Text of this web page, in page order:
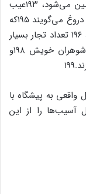
درآمدها و نیازهای فروشندگان با کم‌فروشی تامین می‌شود، ۱۹۳عیب
اجناس را پنهان می‌کنند۱۹۴ و در تجارت به وفور دروغ می‌گویند ۱۹۵که
البته در نتیجه آن دچار ضیق معیشت می‌شوند، ۱۹۶ تعداد تجار بسیار
است و سود به دست آمده‌اندک، ۱۹۷ زنان با شوهران خویش ۱۹۸و
واقعی به پیشگاه با
را از این